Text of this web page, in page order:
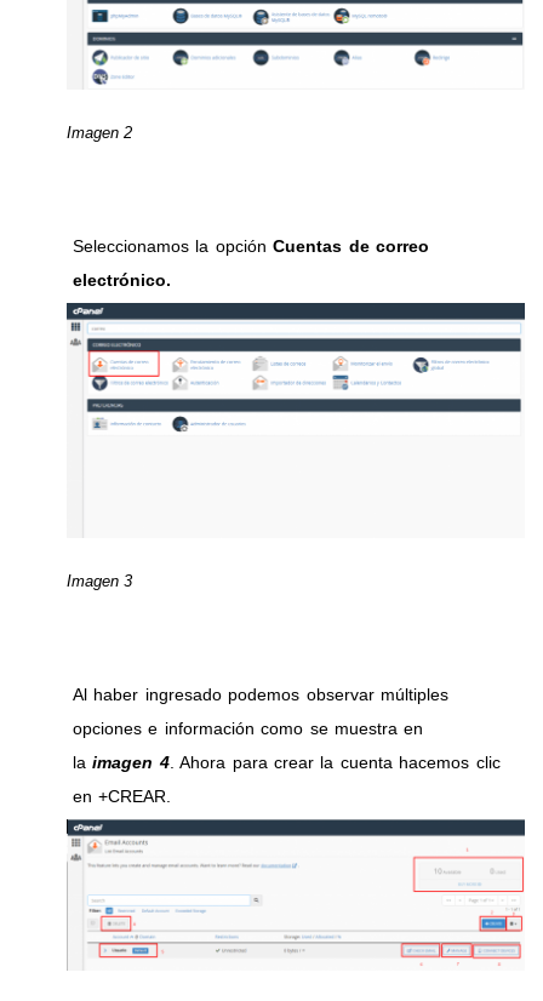
Imagen 2
Seleccionamos la opciónCuentas de correo
electrónico.
Imagen 3
Al haber ingresado podemos observar múltiples
opciones e información como se muestra en
laimagen 4. Ahora para crear la cuenta hacemos clic
en +CREAR.